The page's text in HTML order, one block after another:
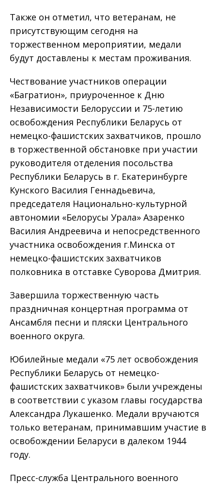
Также он отметил, что ветеранам, не
присутствующим сегодня на
торжественном мероприятии, медали
будут доставлены к местам проживания.
Чествование участников операции
«Багратион», приуроченное к Дню
Независимости Белоруссии и 75-летию
освобождения Республики Беларусь от
немецко-фашистских захватчиков, прошло
в торжественной обстановке при участии
руководителя отделения посольства
Республики Беларусь в г. Екатеринбурге
Кунского Василия Геннадьевича,
председателя Национально-культурной
автономии «Белорусы Урала» Азаренко
Василия Андреевича и непосредственного
участника освобождения г.Минска от
немецко-фашистских захватчиков
полковника в отставке Суворова Дмитрия.
Завершила торжественную часть
праздничная концертная программа от
Ансамбля песни и пляски Центрального
военного округа.
Юбилейные медали «75 лет освобождения
Республики Беларусь от немецко-
фашистских захватчиков» были учреждены
в соответствии с указом главы государства
Александра Лукашенко. Медали вручаются
только ветеранам, принимавшим участие в
освобождении Беларуси в далеком 1944
году.
Пресс-служба Центрального военного